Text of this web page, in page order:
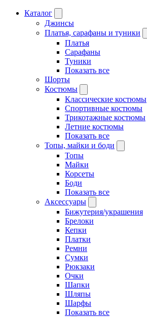
Каталог
Джинсы
Платья, сарафаны и туники
Платья
Сарафаны
Туники
Показать все
Шорты
Костюмы
Классические костюмы
Спортивные костюмы
Трикотажные костюмы
Летние костюмы
Показать все
Топы, майки и боди
Топы
Майки
Корсеты
Боди
Показать все
Аксессуары
Бижутерия/украшения
Брелоки
Кепки
Платки
Ремни
Сумки
Рюкзаки
Очки
Шапки
Шляпы
Шарфы
Показать все